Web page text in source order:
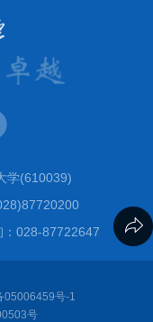
学(610039)
028-87722647
05006459号-1
号